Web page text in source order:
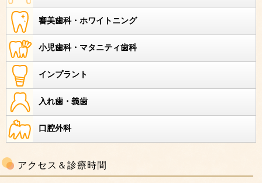
審美歯科・ホワイトニング
小児歯科・マタニティ歯科
インプラント
入れ歯・義歯
口腔外科
アクセス＆診療時間